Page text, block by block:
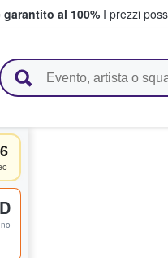
al 100% I prezzi